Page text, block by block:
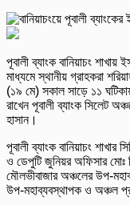
পূবালী ব্যাংক বানিয়াচং
মাধ্যমে স্থানীয় গ্রাহকরা
(১৯ মে) সকাল সাড়ে ১১
রাখেন পূবালী ব্যাংক সিলেট
হাসান।
পূবালী ব্যাংক বানিয়াচং শাখার
ও ডেপুটি জুনিয়র অফিসার মোঃ
মৌলভীবাজার অঞ্চলের উপ-
উপ-মহাব্যবস্থাপক ও অঞ্চল